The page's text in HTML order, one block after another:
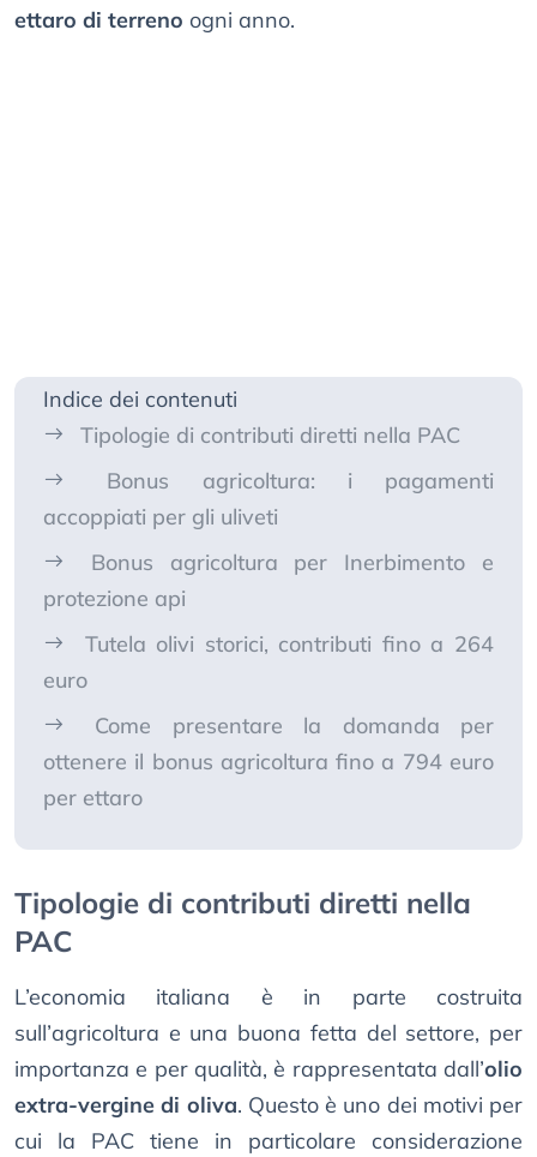
ettaro di terreno ogni anno.
Indice dei contenuti
Tipologie di contributi diretti nella PAC
Bonus agricoltura: i pagamenti
accoppiati per gli uliveti
Bonus agricoltura per Inerbimento e
protezione api
Tutela olivi storici, contributi fino a 264
euro
Come presentare la domanda per
ottenere il bonus agricoltura fino a 794 euro
per ettaro
Tipologie di contributi diretti nella
PAC
L’economia italiana è in parte costruita
sull’agricoltura e una buona fetta del settore, per
importanza e per qualità, è rappresentata dall’olio
extra-vergine di oliva. Questo è uno dei motivi per
cui la PAC tiene in particolare considerazione